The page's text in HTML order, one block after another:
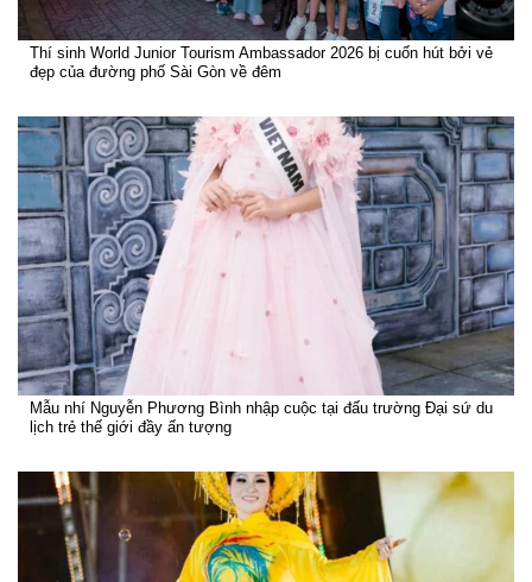
Thí sinh World Junior Tourism Ambassador 2026 bị cuốn hút bởi vẻ
đẹp của đường phố Sài Gòn về đêm
Mẫu nhí Nguyễn Phương Bình nhập cuộc tại đấu trường Đại sứ du
lịch trẻ thế giới đầy ấn tượng